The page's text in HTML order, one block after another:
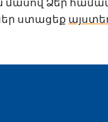
մասով Ձեր
ստացեք